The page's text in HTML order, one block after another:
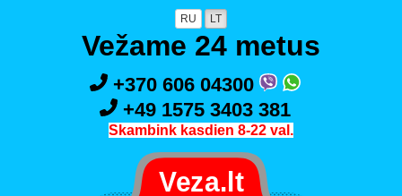
RU LT
Vežame 24 metus
+370 606 04300
+49 1575 3403 381
Skambink kasdien 8-22 val.